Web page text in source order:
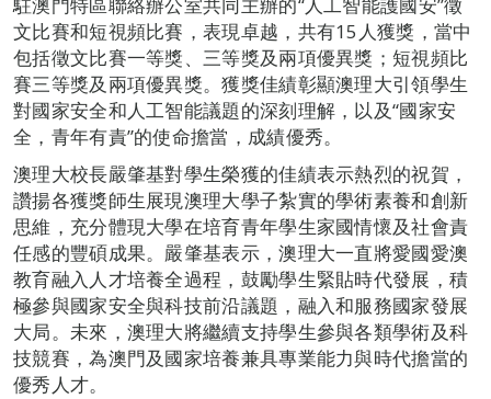
駐澳門特區聯絡辦公室共同主辦的“人工智能護國安”徵
文比賽和短視頻比賽，表現卓越，共有15人獲獎，當中
包括徵文比賽一等獎、三等獎及兩項優異獎；短視頻比
賽三等獎及兩項優異獎。獲獎佳績彰顯澳理大引領學生
對國家安全和人工智能議題的深刻理解，以及“國家安
全，青年有責”的使命擔當，成績優秀。
澳理大校長嚴肇基對學生榮獲的佳績表示熱烈的祝賀，
讚揚各獲獎師生展現澳理大學子紮實的學術素養和創新
思維，充分體現大學在培育青年學生家國情懷及社會責
任感的豐碩成果。嚴肇基表示，澳理大一直將愛國愛澳
教育融入人才培養全過程，鼓勵學生緊貼時代發展，積
極參與國家安全與科技前沿議題，融入和服務國家發展
大局。未來，澳理大將繼續支持學生參與各類學術及科
技競賽，為澳門及國家培養兼具專業能力與時代擔當的
優秀人才。